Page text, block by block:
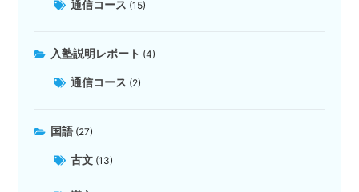
通信コース (15)
入塾説明レポート (4)
通信コース (2)
国語 (27)
古文 (13)